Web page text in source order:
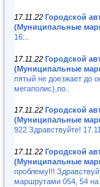
17.11.22 Городской
(Муниципальные
16:..
17.11.22 Городской
(Муниципальные
пятый не доезжает до
мегаполис),по..
17.11.22 Городской
(Муниципальные
922.Здравствуйте!
17.11.22 Городской
(Муниципальные
маршрутами 054, 54 на